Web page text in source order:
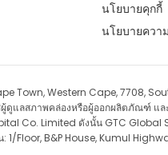
นโยบายคุกกี้
นโยบายควา
Town, Western Cape, 7708,
ดูแลสภาพคล่องหรือผู้ออกผลิตภัณฑ์ แล
Co. Limited ดังนั้น GTC Global
Floor, B&P House, Kumul